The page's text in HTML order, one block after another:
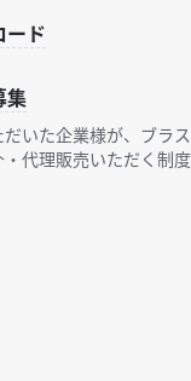
ード
集
いた企業様が、ブラ
代理販売いただく制度